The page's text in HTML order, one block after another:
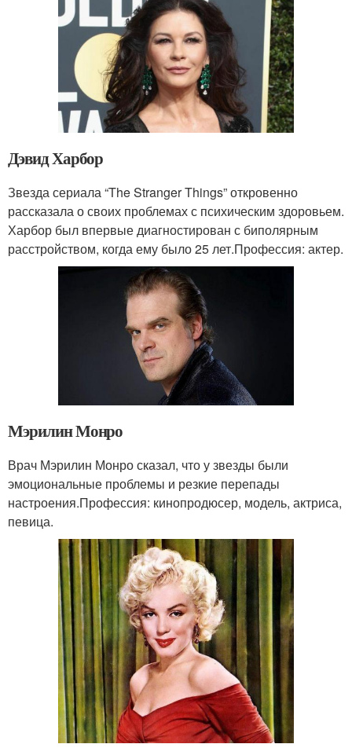
Дэвид Харбор
Звезда сериала “The Stranger Things” откровенно
рассказала о своих проблемах с психическим здоровьем.
Харбор был впервые диагностирован с биполярным
расстройством, когда ему было 25 лет.Профессия: актер.
Мэрилин Монро
Врач Мэрилин Монро сказал, что у звезды были
эмоциональные проблемы и резкие перепады
настроения.Профессия: кинопродюсер, модель, актриса,
певица.